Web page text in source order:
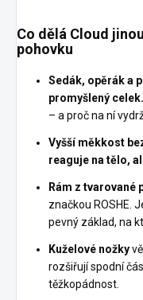
Co dělá Cloud
pohovku
Sedák, opěrák a
promyšlený celek.
– a proč na ní
Vyšší měkkost
reaguje na tělo,
Rám z tvarované
značkou ROSHE.
pevný základ, na
Kuželové nožky
rozšiřují spodní
těžkopádnost.